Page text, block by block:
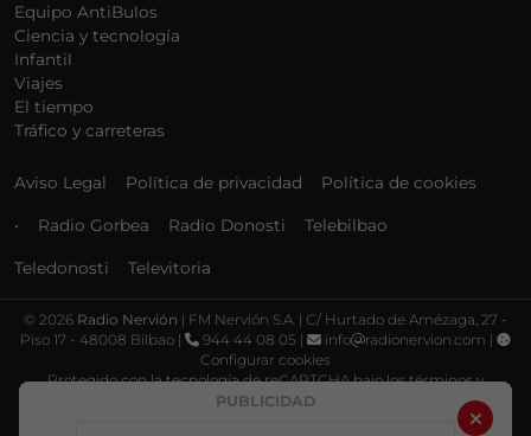
PUBLICIDAD
Equipo AntiBulos
Ciencia y tecnología
Infantil
Viajes
El tiempo
Tráfico y carreteras
Aviso Legal Política de privacidad Política de cookies
• Radio Gorbea Radio Donosti Telebilbao
Teledonosti Televitoria
© 2026 Radio Nervión | FM Nervión S.A. | C/ Hurtado de Amézaga, 27 -
Piso 17 - 48008 Bilbao |
944 44 08 05 | info
radionervion.com |
Configurar cookies
Protegido con la tecnología de reCAPTCHA bajo los términos y
Política de privacidad Términos de servicio